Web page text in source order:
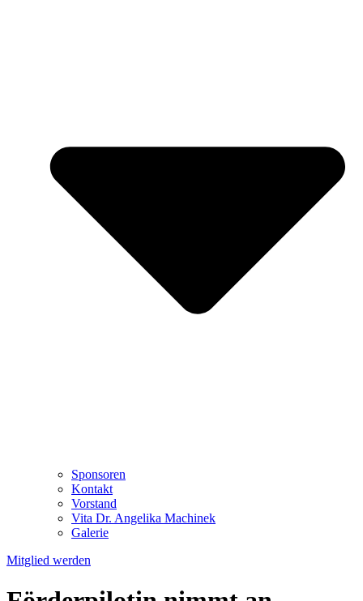
Sponsoren
Kontakt
Vorstand
Vita Dr. Angelika Machinek
Galerie
Mitglied werden